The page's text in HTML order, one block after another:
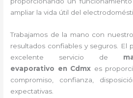
ampliar la vida útil del
Trabajamos de la mano con
resultados confiables y seguros. El
excelente servicio de
evaporativo en Cdmx es
compromiso, confianza,
expectativas.